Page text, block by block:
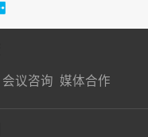
会议咨询 媒体合作
接开聊